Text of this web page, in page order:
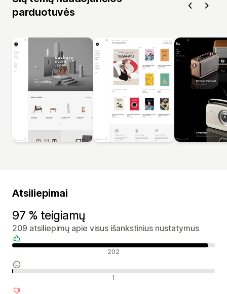
parduotuvės
Atsiliepimai
97 % teigiamų
209 atsiliepimų apie visus išankstinius nustatymus
Teigiami atsiliepimai 202
Neutralūs atsiliepimai 1